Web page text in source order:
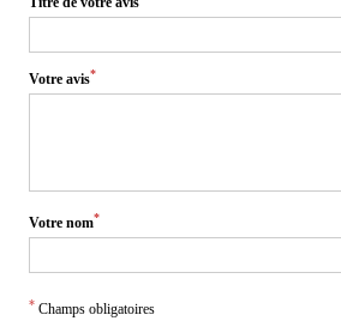
Votre avis*
Votre nom*
* Champs obligatoires